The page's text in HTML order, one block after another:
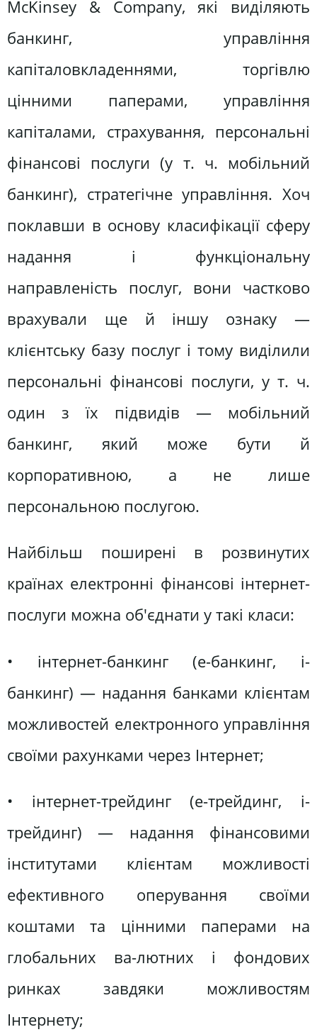
McKinsey & Company, які виділяють
банкинг, управління
капіталовкладеннями, торгівлю
цінними паперами, управління
капіталами, страхування, персональні
фінансові послуги (у т. ч. мобільний
банкинг), стратегічне управління. Хоч
поклавши в основу класифікації сферу
надання і функціональну
направленість послуг, вони частково
врахували ще й іншу ознаку —
клієнтську базу послуг і тому виділили
персональні фінансові послуги, у т. ч.
один з їх підвидів — мобільний
банкинг, який може бути й
корпоративною, а не лише
персональною послугою.
Найбільш поширені в розвинутих
країнах електронні фінансові інтернет-
послуги можна об'єднати у такі класи:
• інтернет-банкинг (е-банкинг, і-
банкинг) — надання банками клієнтам
можливостей електронного управління
своїми рахунками через Інтернет;
• інтернет-трейдинг (е-трейдинг, і-
трейдинг) — надання фінансовими
інститутами клієнтам можливості
ефективного оперування своїми
коштами та цінними паперами на
глобальних ва-лютних і фондових
ринках завдяки можливостям
Інтернету;